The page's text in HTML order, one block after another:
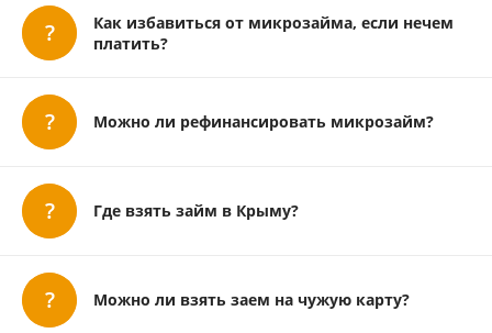
Как избавиться от микрозайма, если нечем
платить?
Можно ли рефинансировать микрозайм?
Где взять займ в Крыму?
Можно ли взять заем на чужую карту?